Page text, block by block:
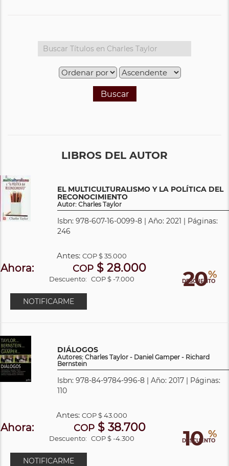
Buscar
LIBROS DEL AUTOR
EL MULTICULTURALISMO Y LA POLÍTICA DEL
RECONOCIMIENTO
Autor: Charles Taylor
Isbn: 978-607-16-0099-8 | Año: 2021 | Páginas:
246
20%
DESCUENTO
Antes: COP$ 35.000
Ahora: COP $ 28.000
Descuento: COP $ -7.000
NOTIFICARME
DIÁLOGOS
Autores: Charles Taylor - Daniel Gamper - Richard
Bernstein
Isbn: 978-84-9784-996-8 | Año: 2017 | Páginas:
110
10 %
DESCUENTO
Antes: COP$ 43.000
Ahora: COP$ 38.700
Descuento: COP $ -4.300
NOTIFICARME